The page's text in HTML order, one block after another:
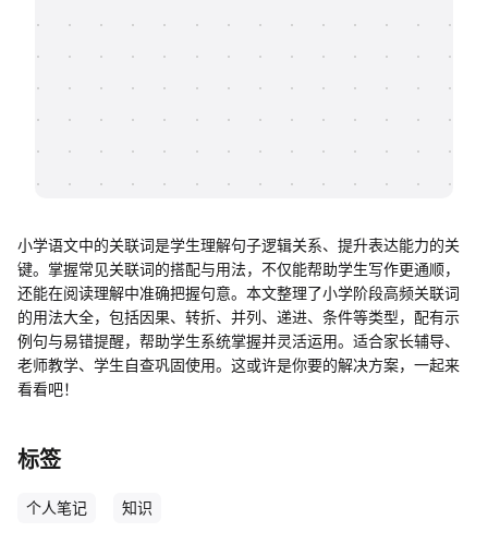
帮助中心
小学语文中的关联词是学生理解句子逻辑关系、提升表达能力的关
键。掌握常见关联词的搭配与用法，不仅能帮助学生写作更通顺，
还能在阅读理解中准确把握句意。本文整理了小学阶段高频关联词
的用法大全，包括因果、转折、并列、递进、条件等类型，配有示
例句与易错提醒，帮助学生系统掌握并灵活运用。适合家长辅导、
老师教学、学生自查巩固使用。这或许是你要的解决方案，一起来
看看吧！
标签
个人笔记 知识